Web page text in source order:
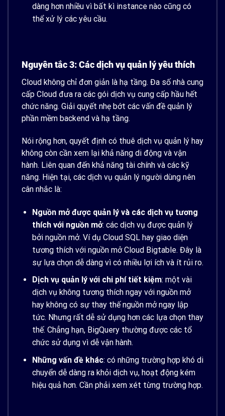
dàng hơn nhiều vì bất kì instance nào cũng có
thể xử lý các yêu cầu.
Nguyên tắc 3: Các dịch vụ quản lý yêu thích
Cloud không chỉ đơn giản là hạ tầng. Đa số nhà cung
cấp Cloud đưa ra các gói dịch vụ cung cấp hầu hết
chức năng. Giải quyết nhẹ bớt các vấn đề quản lý
phần mềm backend và hạ tầng.
Nói rộng hơn, quyết định có thuê dịch vụ quản lý hay
không còn cần xem lại khả năng di động và vận
hành. Liên quan đến khả năng tài chính và các kỹ
năng. Hiện tại, các dịch vụ quản lý người dùng nên
cân nhắc là:
Nguồn mở được quản lý và các dịch vụ tương
thích với nguồn mở: các dịch vụ được quản lý
bởi nguồn mở. Ví dụ Cloud SQL hay giao diện
tương thích với nguồn mở Cloud Bigtable. Đây là
sự lựa chọn dễ dàng vì có nhiều lợi ích và ít rủi ro.
Dịch vụ quản lý với chi phí tiết kiệm: một vài
dịch vụ không tương thích ngay với nguồn mở
hay không có sự thay thế nguồn mở ngay lập
tức. Nhưng rất dễ sử dụng hơn các lựa chọn thay
thế. Chẳng hạn, BigQuery thường được các tổ
chức sử dụng vì dễ vận hành.
Những vấn đề khác: có những trường hợp khó di
chuyển dễ dàng ra khỏi dịch vụ, hoạt động kém
hiệu quả hơn. Cần phải xem xét từng trường hợp.